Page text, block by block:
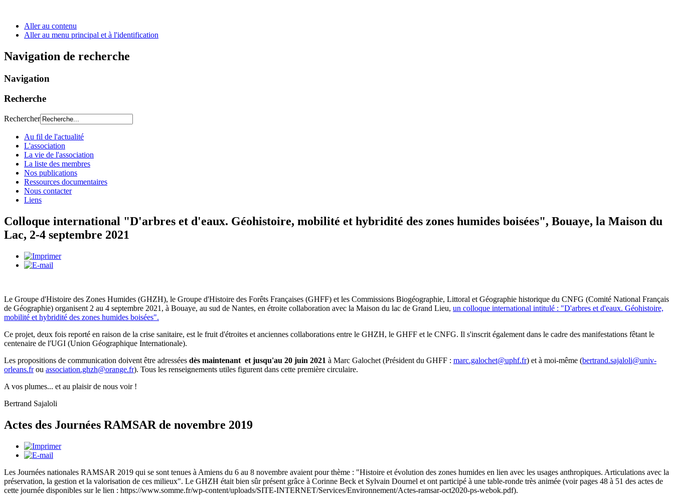
Aller au contenu
Aller au menu principal et à l'identification
Navigation de recherche
Navigation
Recherche
Rechercher
Au fil de l'actualité
L'association
La vie de l'association
La liste des membres
Nos publications
Ressources documentaires
Nous contacter
Liens
Colloque international "D'arbres et d'eaux. Géohistoire, mobilité et hybridité des zones humides boisées", Bouaye, la Maison du
Lac, 2-4 septembre 2021
Le Groupe d'Histoire des Zones Humides (GHZH), le Groupe d'Histoire des Forêts Françaises (GHFF) et les Commissions Biogéographie, Littoral et Géographie historique du CNFG (Comité National Français
de Géographie) organisent 2 au 4 septembre 2021, à Bouaye, au sud de Nantes, en étroite collaboration avec la Maison du lac de Grand Lieu, un colloque international intitulé : "D'arbres et d'eaux. Géohistoire,
mobilité et hybridité des zones humides boisées".
Ce projet, deux fois reporté en raison de la crise sanitaire, est le fruit d'étroites et anciennes collaborations entre le GHZH, le GHFF et le CNFG. Il s'inscrit également dans le cadre des manifestations fêtant le
centenaire de l'UGI (Union Géographique Internationale).
Les propositions de communication doivent être adressées dès maintenant et jusqu'au 20 juin 2021 à Marc Galochet (Président du GHFF : marc.galochet@uphf.fr) et à moi-même (bertrand.sajaloli@univ-
orleans.frou association.ghzh@orange.fr). Tous les renseignements utiles figurent dans cette première circulaire.
A vos plumes... et au plaisir de nous voir !
Bertrand Sajaloli
Actes des Journées RAMSAR de novembre 2019
Les Journées nationales RAMSAR 2019 qui se sont tenues à Amiens du 6 au 8 novembre avaient pour thème : "Histoire et évolution des zones humides en lien avec les usages anthropiques. Articulations avec la
préservation, la gestion et la valorisation de ces milieux". Le GHZH était bien sûr présent grâce à Corinne Beck et Sylvain Dournel et ont participé à une table-ronde très animée (voir pages 48 à 51 des actes de
cette journée disponibles sur le lien : https://www.somme.fr/wp-content/uploads/SITE-INTERNET/Services/Environnement/Actes-ramsar-oct2020-ps-webok.pdf).